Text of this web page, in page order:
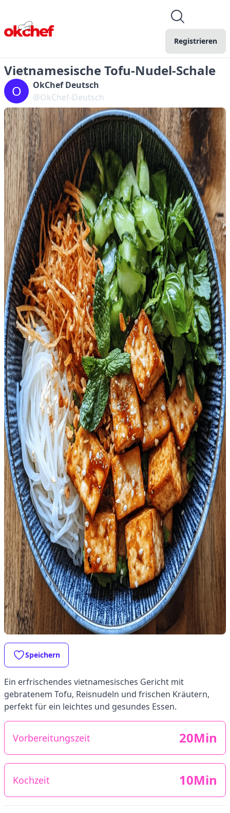
Registrieren
Vietnamesische Tofu-Nudel-Schale
O
OkChef Deutsch
@OkChef-Deutsch
Speichern
Ein erfrischendes vietnamesisches Gericht mit
gebratenem Tofu, Reisnudeln und frischen Kräutern,
perfekt für ein leichtes und gesundes Essen.
Vorbereitungszeit 20Min
Kochzeit 10Min